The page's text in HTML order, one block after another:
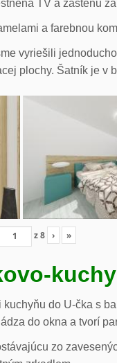
TV a zástenu
a farebnou
vyriešili
plochy. Šatník je v
z8 › »
do U-čka s
do okna a tvorí
zo